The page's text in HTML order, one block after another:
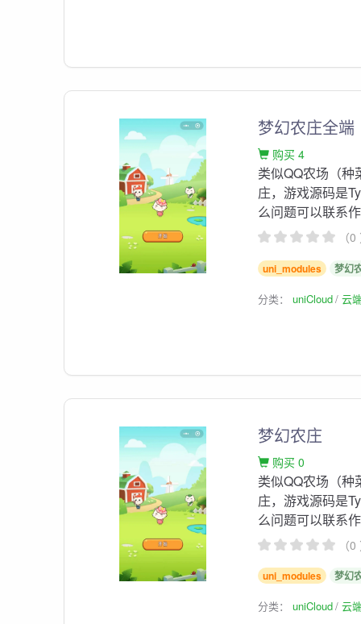
梦幻农庄全端
购买 4
类似QQ农场（
庄，游戏源码是
么问题可以联系
（
uni_modules 梦幻
分类：uniCloud 云
梦幻农庄
购买 0
类似QQ农场（
庄，游戏源码是
么问题可以联系
（
uni_modules 梦幻
分类：uniCloud 云